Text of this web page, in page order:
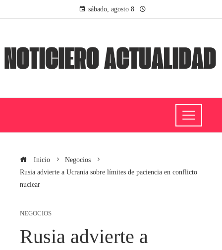
sábado, agosto 8
Inicio
Negocios
Rusia advierte a Ucrania sobre límites de paciencia en conflicto
nuclear
NEGOCIOS
Rusia advierte a